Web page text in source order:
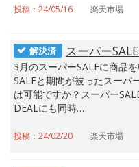
投稿：24/05/16 楽天市場
解決済 スーパー
3月のスーパーSALEに商品
SALEと期間が被ったスーパ
は可能ですか？スーパー
DEALにも同時…
投稿：24/02/20 楽天市場